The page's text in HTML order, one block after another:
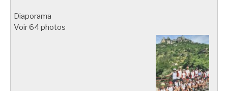
Diaporama
Voir 64 photos